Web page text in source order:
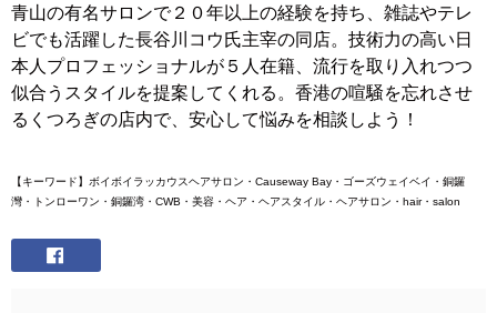
青山の有名サロンで２０年以上の経験を持ち、雑誌やテレ
ビでも活躍した長谷川コウ氏主宰の同店。技術力の高い日
本人プロフェッショナルが５人在籍、流行を取り入れつつ
似合うスタイルを提案してくれる。香港の喧騒を忘れさせ
るくつろぎの店内で、安心して悩みを相談しよう！
【キーワード】ボイボイラッカウスヘアサロン・ Causeway Bay・ゴーズウェイベイ・銅鑼
灣・トンローワン・銅鑼湾・CWB・美容・ヘア・ヘアスタイル・ヘアサロン・hair・salon